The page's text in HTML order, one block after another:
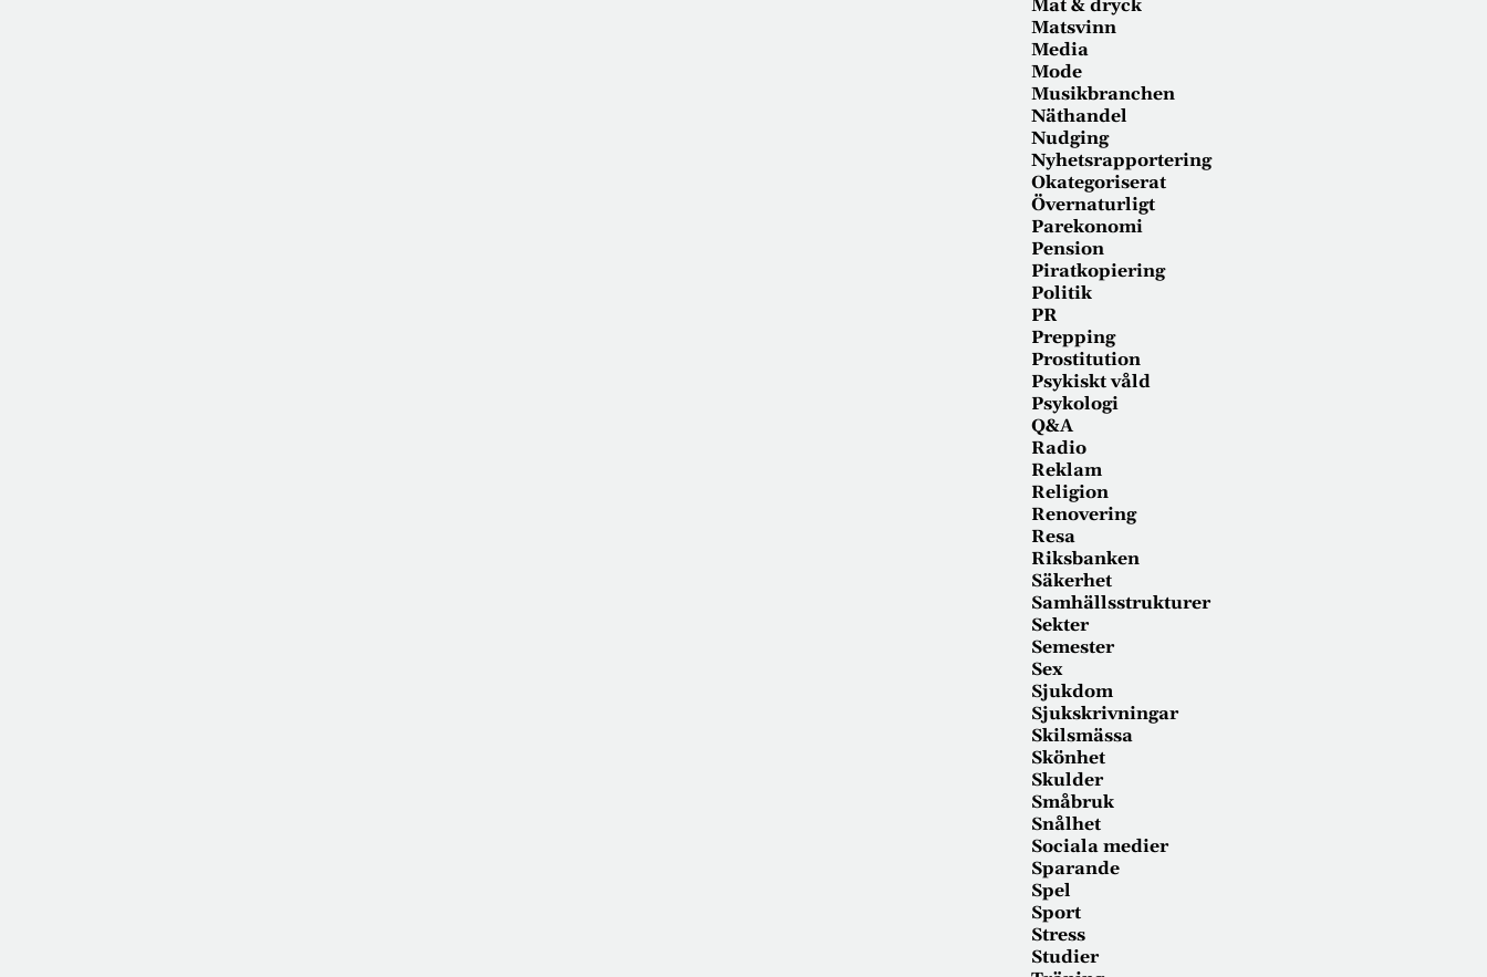
Mat & dryck
Matsvinn
Media
Mode
Musikbranchen
Näthandel
Nudging
Nyhetsrapportering
Okategoriserat
Övernaturligt
Parekonomi
Pension
Piratkopiering
Politik
PR
Prepping
Prostitution
Psykiskt våld
Psykologi
Q&A
Radio
Reklam
Religion
Renovering
Resa
Riksbanken
Säkerhet
Samhällsstrukturer
Sekter
Semester
Sex
Sjukdom
Sjukskrivningar
Skilsmässa
Skönhet
Skulder
Småbruk
Snålhet
Sociala medier
Sparande
Spel
Sport
Stress
Studier